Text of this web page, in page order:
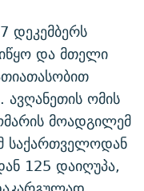
დეკემბერს
და მთელი
ავღანეთის ომის
მოადგილემ
საქართველოდან
125 დაიღუპა,